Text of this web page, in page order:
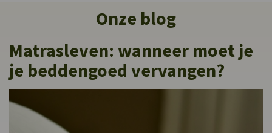
Onze blog
Matrasleven: wanneer moet je
je beddengoed vervangen?